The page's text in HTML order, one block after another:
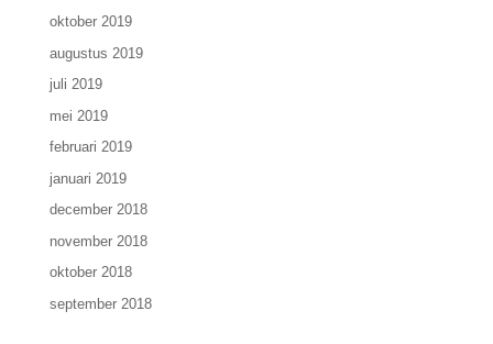
oktober 2019
augustus 2019
juli 2019
mei 2019
februari 2019
januari 2019
december 2018
november 2018
oktober 2018
september 2018